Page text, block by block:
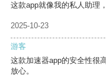
这款app就像我的私人助理
2025-10-23
游客
这款加速器app的安全性很
放心。